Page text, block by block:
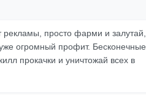
рекламы, просто фарми и залутай,
огромный профит. Бесконечные
прокачки и уничтожай всех в